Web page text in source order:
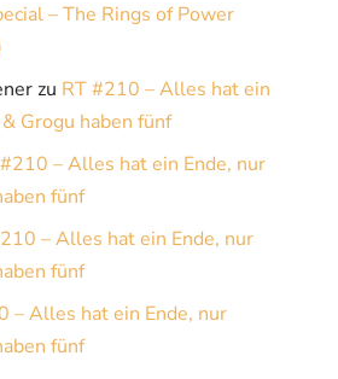
– The Rings of Power
zu RT #210 – Alles hat ein
Grogu haben fünf
– Alles hat ein Ende, nur
fünf
– Alles hat ein Ende, nur
fünf
– Alles hat ein Ende, nur
fünf